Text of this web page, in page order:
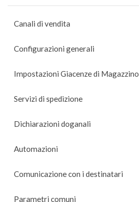
Canali di vendita
Configurazioni generali
Impostazioni Giacenze di Magazzino
Servizi di spedizione
Dichiarazioni doganali
Automazioni
Comunicazione con i destinatari
Parametri comuni